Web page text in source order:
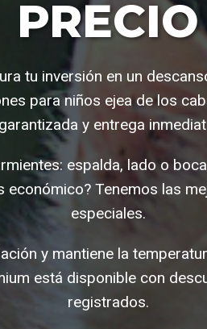
PRECIO
tu inversión en un
para niños ejea de los
garantizada y entrega
espalda, lado o
económico? Tenemos las
especiales.
y mantiene la
está disponible con
registrados.